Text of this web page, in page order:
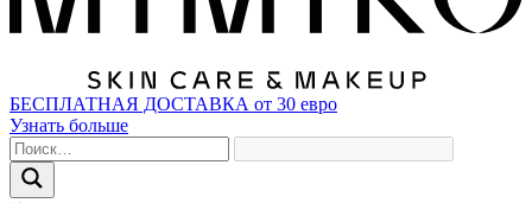
БЕСПЛАТНАЯ ДОСТАВКА от 30 евро
Узнать больше